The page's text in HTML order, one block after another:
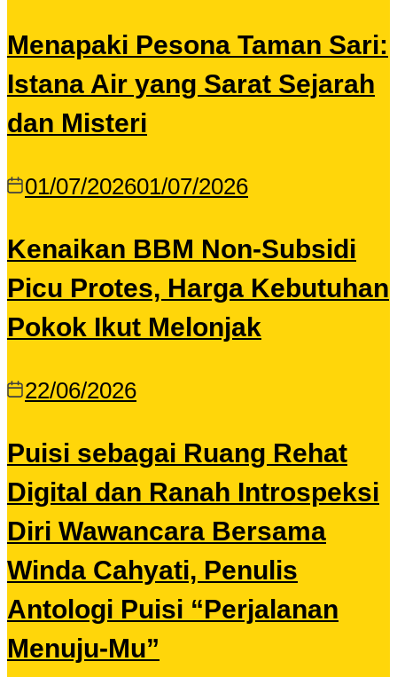
Menapaki Pesona Taman Sari:
Istana Air yang Sarat Sejarah
dan Misteri
01/07/202601/07/2026
Kenaikan BBM Non-Subsidi
Picu Protes, Harga Kebutuhan
Pokok Ikut Melonjak
22/06/2026
Puisi sebagai Ruang Rehat
Digital dan Ranah Introspeksi
Diri Wawancara Bersama
Winda Cahyati, Penulis
Antologi Puisi “Perjalanan
Menuju-Mu”